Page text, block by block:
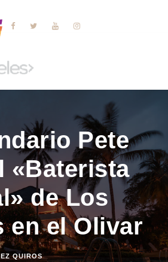
Pete
«Baterista
de Los
en el Olivar
QUIROS